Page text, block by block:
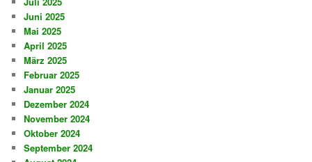
Juni 2025
Mai 2025
April 2025
März 2025
Februar 2025
Januar 2025
Dezember 2024
November 2024
Oktober 2024
September 2024